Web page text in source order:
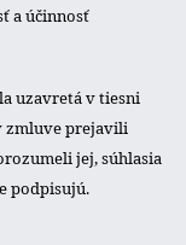
a účinnosť
uzavretá v tiesni
zmluve prejavili
jej, súhlasia
podpisujú.